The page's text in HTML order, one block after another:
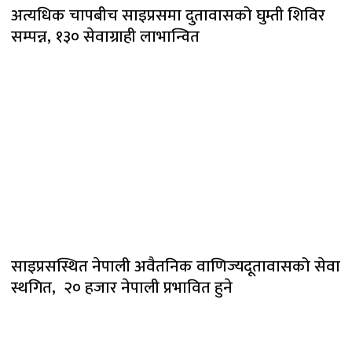
अत्यधिक चापबीच साइप्रसमा दुतावासको घुम्ती शिविर
सम्पन्न, १३० सेवाग्राही लाभान्वित
साइप्रसस्थित नेपाली अवैतनिक वाणिज्यदूतावासको सेवा
स्थगित, २० हजार नेपाली प्रभावित हुने